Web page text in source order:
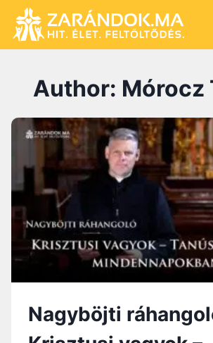
content
Author: Mórocz
Nagyböjti